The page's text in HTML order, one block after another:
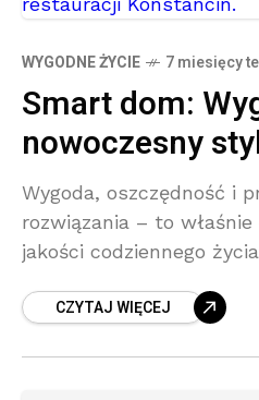
WYGODNE ŻYCIE 7 miesięcy
Smart dom:
nowoczesny
Wygoda, oszczędność i
rozwiązania – to
jakości codziennego
„smart living” – stylu
CZYTAJ WIĘCEJ